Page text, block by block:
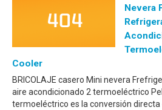
Nevera
Cooler
BRICOLAJE casero Mini nevera
aire acondicionado 2 termoeléctrico
termoeléctrico es la conversión